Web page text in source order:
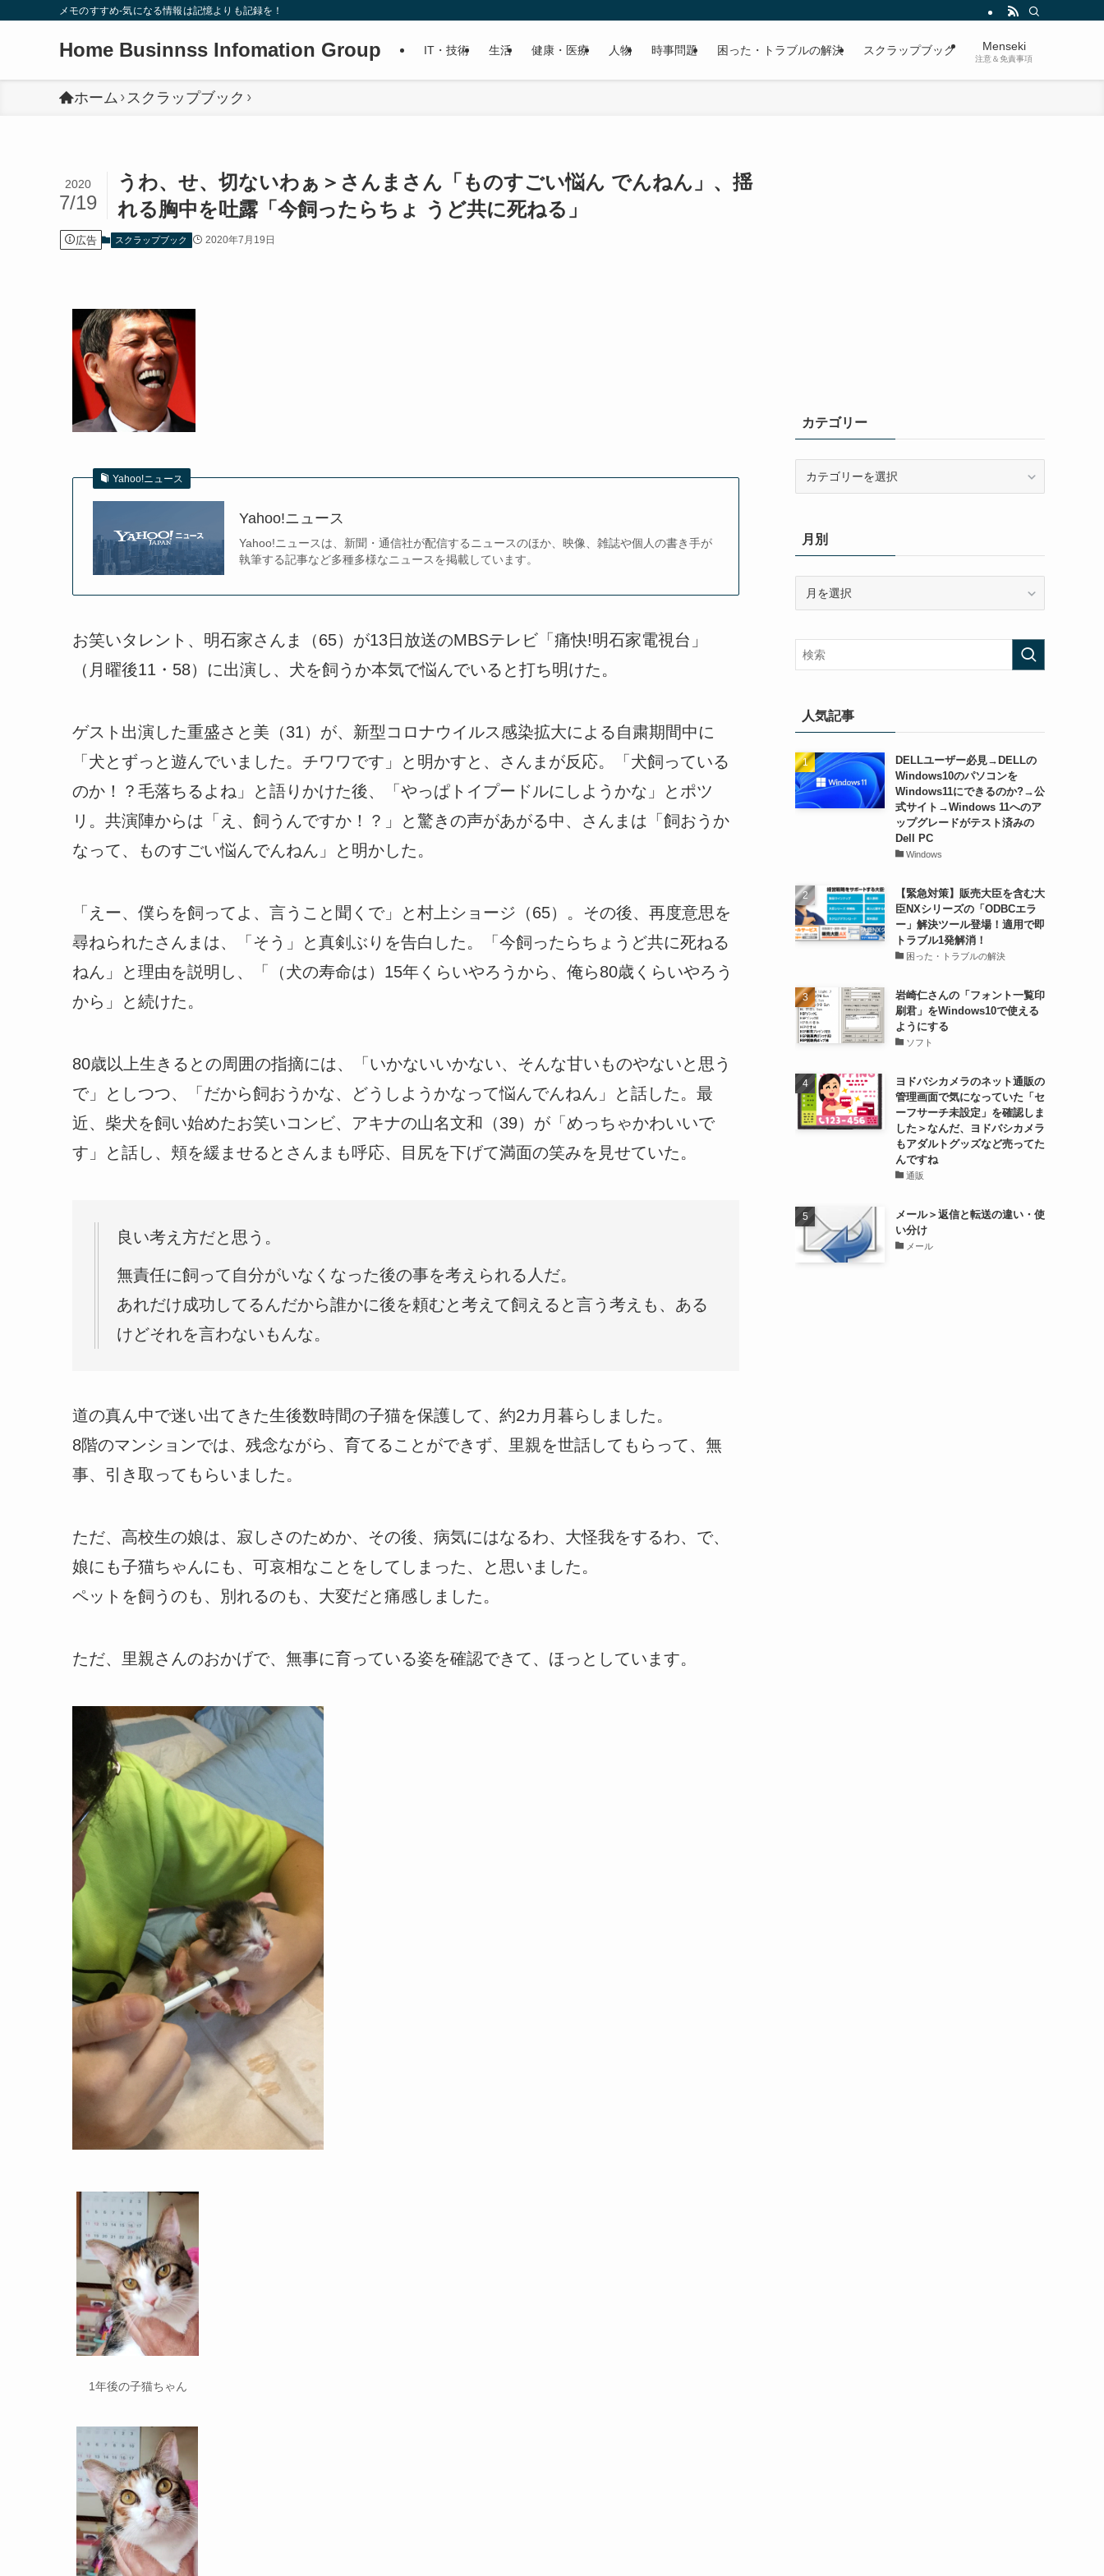
メモのすすめ-気になる情報は記憶よりも記録を！
Home Businnss Infomation Group IT・技術 生活 健康・医療 人物 時事問題 困った・トラブルの解決 スクラップブック Menseki
注意＆免責事項
ホーム スクラップブック
うわ、せ、切ないわぁ＞さんまさん「ものすごい悩ん でんねん」、揺
れる胸中を吐露「今飼ったらちょ うど共に死ねる」
2020
7/19
広告 スクラップブック 2020年7月19日
Yahoo!ニュース
Yahoo!ニュース
Yahoo!ニュースは、新聞・通信社が配信するニュースのほか、映像、雑誌や個人の書き手が
執筆する記事など多種多様なニュースを掲載しています。
お笑いタレント、明石家さんま（65）が13日放送のMBSテレビ「痛快!明石家電視台」
（月曜後11・58）に出演し、犬を飼うか本気で悩んでいると打ち明けた。
ゲスト出演した重盛さと美（31）が、新型コロナウイルス感染拡大による自粛期間中に
「犬とずっと遊んでいました。チワワです」と明かすと、さんまが反応。「犬飼っている
のか！？毛落ちるよね」と語りかけた後、「やっぱトイプードルにしようかな」とポツ
リ。共演陣からは「え、飼うんですか！？」と驚きの声があがる中、さんまは「飼おうか
なって、ものすごい悩んでんねん」と明かした。
「えー、僕らを飼ってよ、言うこと聞くで」と村上ショージ（65）。その後、再度意思を
尋ねられたさんまは、「そう」と真剣ぶりを告白した。「今飼ったらちょうど共に死ねる
ねん」と理由を説明し、「（犬の寿命は）15年くらいやろうから、俺ら80歳くらいやろう
から」と続けた。
80歳以上生きるとの周囲の指摘には、「いかないいかない、そんな甘いものやないと思う
で」としつつ、「だから飼おうかな、どうしようかなって悩んでんねん」と話した。最
近、柴犬を飼い始めたお笑いコンビ、アキナの山名文和（39）が「めっちゃかわいいで
す」と話し、頬を緩ませるとさんまも呼応、目尻を下げて満面の笑みを見せていた。
良い考え方だと思う。
無責任に飼って自分がいなくなった後の事を考えられる人だ。
あれだけ成功してるんだから誰かに後を頼むと考えて飼えると言う考えも、ある
けどそれを言わないもんな。
道の真ん中で迷い出てきた生後数時間の子猫を保護して、約2カ月暮らしました。
8階のマンションでは、残念ながら、育てることができず、里親を世話してもらって、無
事、引き取ってもらいました。
ただ、高校生の娘は、寂しさのためか、その後、病気にはなるわ、大怪我をするわ、で、
娘にも子猫ちゃんにも、可哀相なことをしてしまった、と思いました。
ペットを飼うのも、別れるのも、大変だと痛感しました。
ただ、里親さんのおかげで、無事に育っている姿を確認できて、ほっとしています。
1年後の子猫ちゃん
カテゴリー
ー月別
人気記事
DELLユーザー必見→DELLの
Windows10のパソコンを
Windows11にできるのか?→公
式サイト→Windows 11へのア
ップグレードがテスト済みの
Dell PC
Windows
【緊急対策】販売大臣を含む大
臣NXシリーズの「ODBCエラ
ー」解決ツール登場！適用で即
トラブル1発解消！
困った・トラブルの解決
岩崎仁さんの「フォント一覧印
刷君」をWindows10で使える
ようにする
ソフト
ヨドバシカメラのネット通販の
管理画面で気になっていた「セ
ーフサーチ未設定」を確認しま
した＞なんだ、ヨドバシカメラ
もアダルトグッズなど売ってた
んですね
通販
メール＞返信と転送の違い・使
い分け
メール